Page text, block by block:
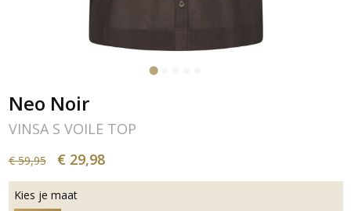
Neo Noir
VINSA S VOILE TOP
€ 59,95 € 29,98
Kies je maat